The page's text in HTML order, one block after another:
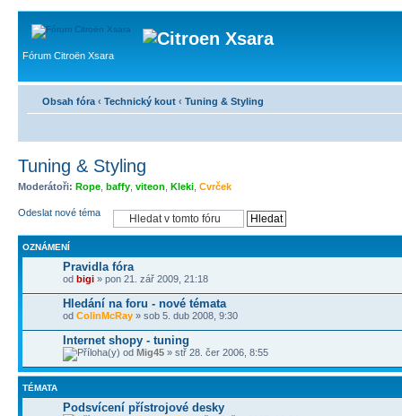
Fórum Citroën Xsara
Obsah fóra ‹ Technický kout ‹ Tuning & Styling
Tuning & Styling
Moderátoři: Rope baffy viteon Kleki Cvrček
Odeslat nové téma
OZNÁMENÍ
Pravidla fóra
od bigi » pon 21. zář 2009, 21:18
Hledání na foru - nové témata
od ColinMcRay » sob 5. dub 2008, 9:30
Internet shopy - tuning
od Mig45 » stř 28. čer 2006, 8:55
TÉMATA
Podsvícení přístrojové desky